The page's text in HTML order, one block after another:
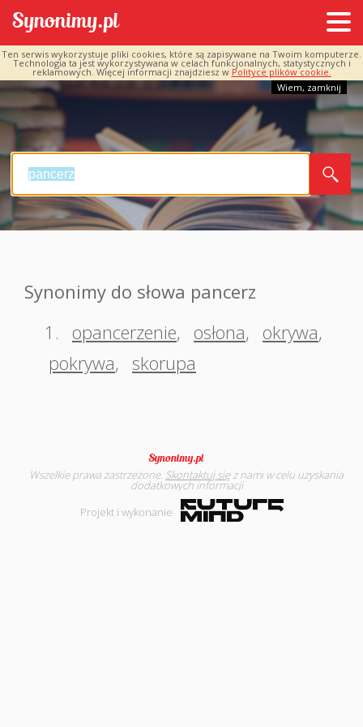
Ten serwis wykorzystuje pliki cookies, które są zapisywane na Twoim komputerze.
Technologia ta jest wykorzystywana w celach funkcjonalnych, statystycznych i
reklamowych. Więcej informacji znajdziesz w Polityce plików cookie.
Wiem, zamknij
Synonimy do słowa pancerz
1.
opancerzenie, osłona, okrywa,
pokrywa, skorupa
Wszelkie prawa zastrzeżone. Skontaktuj sięz nami w celu uzyskania
dodatkowych informacji
Projekt i wykonanie